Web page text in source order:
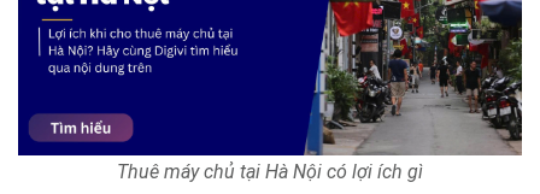
Thuê máy chủ tại Hà Nội có lợi ích gì